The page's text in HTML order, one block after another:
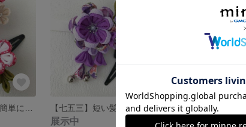
【七五三】短い髪でも簡単につけられる！クリップ＆ぱっちん留めの髪飾り（紫）
展示中 展示中